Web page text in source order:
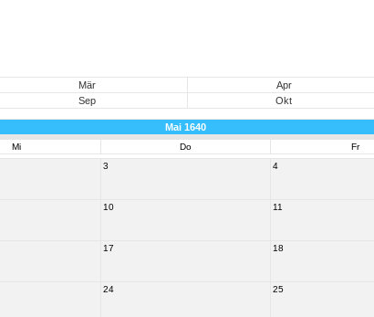
Mär Apr
Sep Okt
Mai 1640
Mi Do Fr
3 4
10 11
17 18
24 25